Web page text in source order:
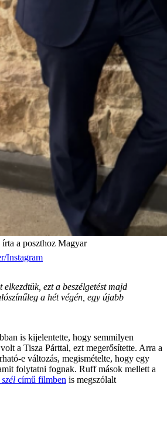
a poszthoz Magyar
Instagram
elkezdtük, ezt a beszélgetést majd
a hét végén, egy újabb
is kijelentette, hogy semmilyen
a Tisza Párttal, ezt megerősítette. Arra a
e változás, megismételte, hogy egy
folytatni fognak. Ruff mások mellett a
című filmben is megszólalt